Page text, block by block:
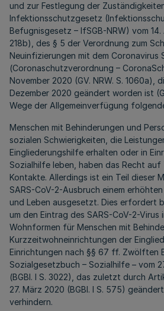
und zur Festlegung der
Infektionsschutzgesetz
Befugnisgesetz – IfSGB-NRW) vom 14.
218b), des § 5 der Verordnung zum
Neuinfizierungen mit dem Coronavirus
(Coronaschutzverordnung –
November 2020 (GV. NRW. S. 1060a),
Dezember 2020 geändert worden ist
Wege der Allgemeinverfügung
Menschen mit Behinderungen und
sozialen Schwierigkeiten, die
Eingliederungshilfe erhalten oder in
Sozialhilfe leben, haben das Recht auf
Kontakte. Allerdings ist ein Teil dieser
SARS-CoV-2-Ausbruch einem
und Leben ausgesetzt. Dies erfordert
um den Eintrag des SARS-CoV-2-Virus
Wohnformen für Menschen mit
Kurzzeitwohneinrichtungen der
Einrichtungen nach §§ 67 ff. Zwölften
Sozialgesetzbuch – Sozialhilfe – vom
(BGBl. I S. 3022), das zuletzt durch
27. März 2020 (BGBl. I S. 575)
verhindern.